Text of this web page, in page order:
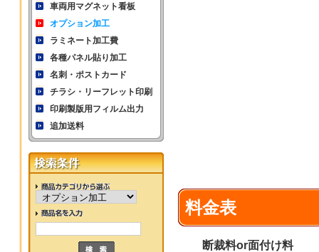
車両用マグネット看板
オプション加工
ラミネート加工費
各種パネル貼り加工
名刺・ポストカード
チラシ・リーフレット印刷
印刷製版用フィルム出力
追加送料
料金表
断裁料or面付け料